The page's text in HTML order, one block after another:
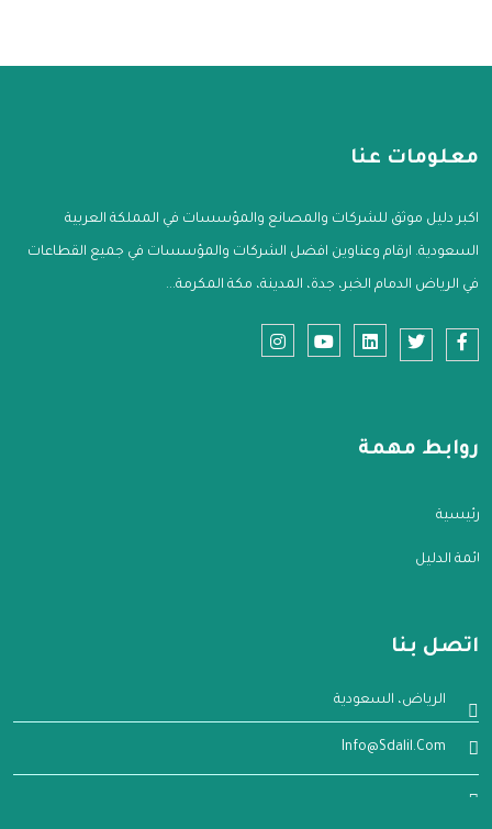
معلومات عنا
اكبر دليل موثق للشركات والمصانع والمؤسسات في المملكة العربية
السعودية. ارقام وعناوين افضل الشركات والمؤسسات في جميع القطاعات
في الرياض الدمام الخبر، جدة، المدينة، مكة المكرمة...
روابط مهمة
الرئيسية
قائمة الدليل
اتصل بنا
الرياض، السعودية
Info@sdalil.com